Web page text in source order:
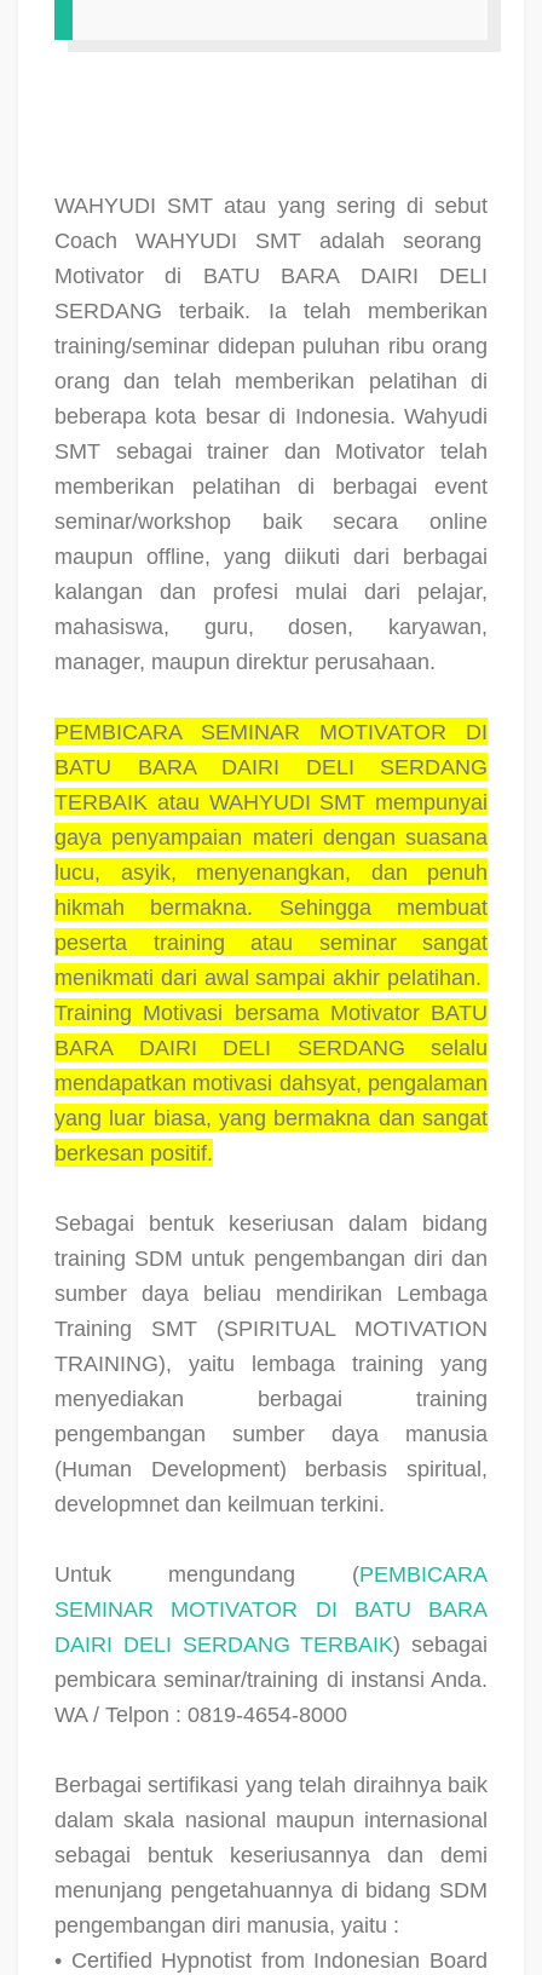
WAHYUDI SMT atau yang sering di sebut
Coach WAHYUDI SMT adalah seorang
Motivator di BATU BARA DAIRI DELI
SERDANG terbaik. Ia telah memberikan
training/seminar didepan puluhan ribu orang
orang dan telah memberikan pelatihan di
beberapa kota besar di Indonesia. Wahyudi
SMT sebagai trainer dan Motivator telah
memberikan pelatihan di berbagai event
seminar/workshop baik secara online
maupun offline, yang diikuti dari berbagai
kalangan dan profesi mulai dari pelajar,
mahasiswa, guru, dosen, karyawan,
manager, maupun direktur perusahaan.
PEMBICARA SEMINAR MOTIVATOR DI
BATU BARA DAIRI DELI SERDANG
TERBAIK atau WAHYUDI SMT mempunyai
gaya penyampaian materi dengan suasana
lucu, asyik, menyenangkan, dan penuh
hikmah bermakna. Sehingga membuat
peserta training atau seminar sangat
menikmati dari awal sampai akhir pelatihan.
Training Motivasi bersama Motivator BATU
BARA DAIRI DELI SERDANG selalu
mendapatkan motivasi dahsyat, pengalaman
yang luar biasa, yang bermakna dan sangat
berkesan positif.
Sebagai bentuk keseriusan dalam bidang
training SDM untuk pengembangan diri dan
sumber daya beliau mendirikan Lembaga
Training SMT (SPIRITUAL MOTIVATION
TRAINING), yaitu lembaga training yang
menyediakan berbagai training
pengembangan sumber daya manusia
(Human Development) berbasis spiritual,
developmnet dan keilmuan terkini.
Untuk mengundang (PEMBICARA
SEMINAR MOTIVATOR DI BATU BARA
DAIRI DELI SERDANG TERBAIK) sebagai
pembicara seminar/training di instansi Anda.
WA / Telpon : 0819-4654-8000
Berbagai sertifikasi yang telah diraihnya baik
dalam skala nasional maupun internasional
sebagai bentuk keseriusannya dan demi
menunjang pengetahuannya di bidang SDM
pengembangan diri manusia, yaitu :
• Certified Hypnotist from Indonesian Board